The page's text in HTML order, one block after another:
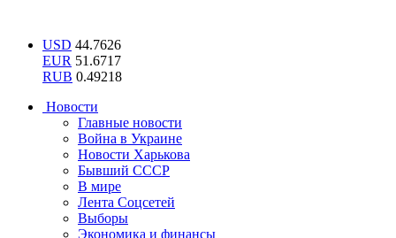
USD 44.7626
EUR 51.6717
RUB 0.49218
Новости
Главные новости
Война в Украине
Новости Харькова
Бывший СССР
В мире
Лента Соцсетей
Выборы
Экономика и финансы